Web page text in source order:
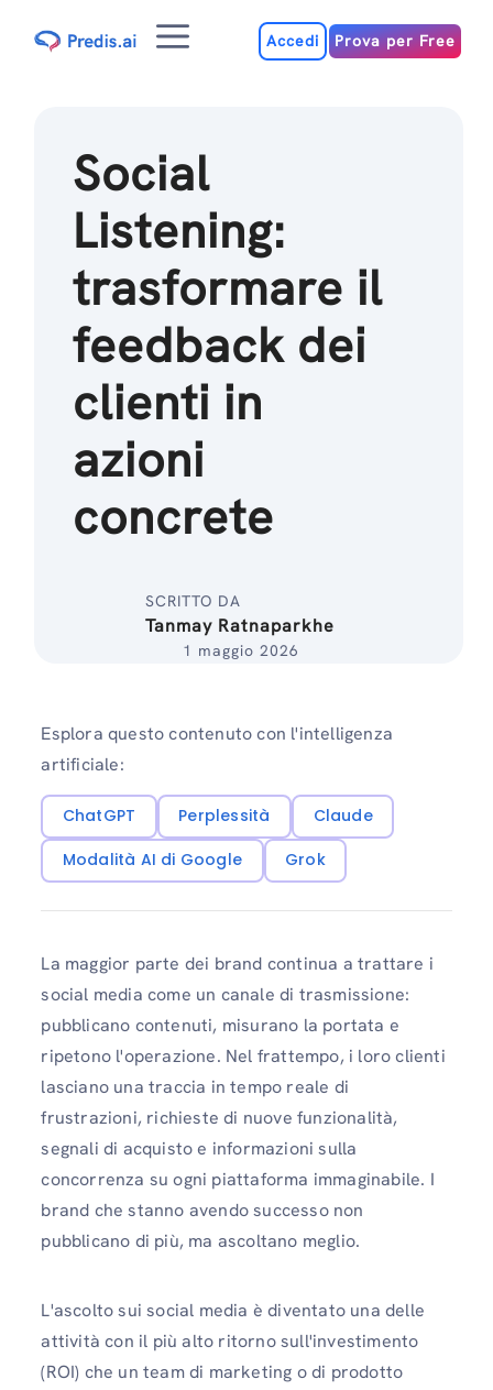
MenuAccedi Prova per Free
Social
Listening:
trasformare il
feedback dei
clienti in
azioni
concrete
SCRITTO DA
Tanmay Ratnaparkhe
1 maggio 2026
Esplora questo contenuto con l'intelligenza
artificiale:
ChatGPT Perplessità
Claude
Modalità AI di Google
Grok
La maggior parte dei brand continua a trattare i
social media come un canale di trasmissione:
pubblicano contenuti, misurano la portata e
ripetono l'operazione. Nel frattempo, i loro clienti
lasciano una traccia in tempo reale di
frustrazioni, richieste di nuove funzionalità,
segnali di acquisto e informazioni sulla
concorrenza su ogni piattaforma immaginabile. I
brand che stanno avendo successo non
pubblicano di più, ma ascoltano meglio.
L'ascolto sui social media è diventato una delle
attività con il più alto ritorno sull'investimento
(ROI) che un team di marketing o di prodotto